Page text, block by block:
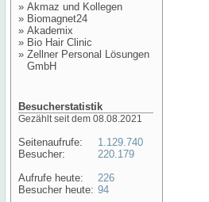
» Akmaz und Kollegen
» Biomagnet24
» Akademix
» Bio Hair Clinic
» Zellner Personal Lösungen
GmbH
Besucherstatistik
Gezählt seit dem 08.08.2021
Seitenaufrufe:
Besucher:
Aufrufe heute:
Besucher heute:
1.129.740
220.179
226
94